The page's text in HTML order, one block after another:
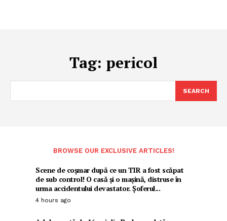
Tag: pericol
SEARCH
BROWSE OUR EXCLUSIVE ARTICLES!
Scene de coșmar după ce un TIR a fost scăpat
de sub control! O casă și o mașină, distruse în
urma accidentului devastator. Șoferul...
4 hours ago